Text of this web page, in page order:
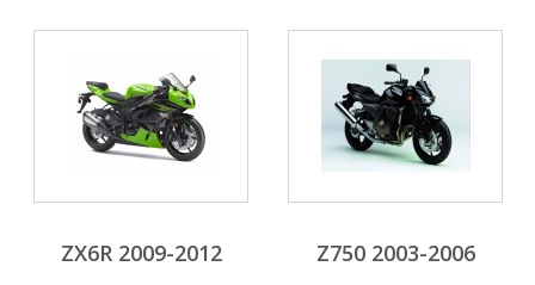
ZX6R 2009-2012 Z750 2003-2006